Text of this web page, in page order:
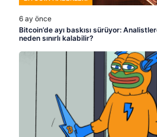
6 ay önce
Bitcoin’de ayı baskısı sürüyor:
neden sınırlı kalabilir?